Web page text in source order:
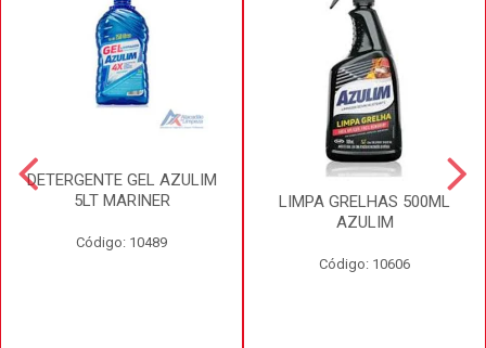
DETERGENTE GEL AZULIM
5LT MARINER
Código: 10489
LIMPA GRELHAS 500ML
AZULIM
Código: 10606